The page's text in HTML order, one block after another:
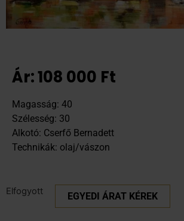
Ár:108 000 Ft
Magasság: 40
Szélesség: 30
Alkotó: Cserfő Bernadett
Technikák: olaj/vászon
Elfogyott EGYEDI ÁRAT KÉREK